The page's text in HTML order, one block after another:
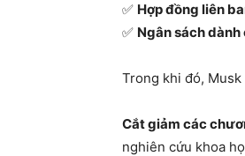
✅ Hợp đồng liên
✅ Ngân sách dành
Trong khi đó,
Cắt giảm các
nghiên cứu khoa